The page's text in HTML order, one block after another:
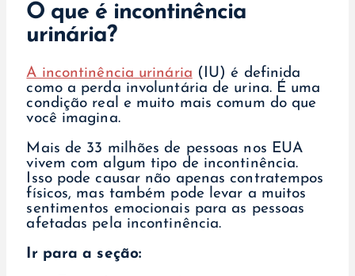
O que é incontinência
urinária?
A incontinência urinária (IU) é definida
como a perda involuntária de urina. É uma
condição real e muito mais comum do que
você imagina.
Mais de 33 milhões de pessoas nos EUA
vivem com algum tipo de incontinência.
Isso pode causar não apenas contratempos
físicos, mas também pode levar a muitos
sentimentos emocionais para as pessoas
afetadas pela incontinência.
Ir para a seção: